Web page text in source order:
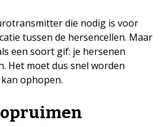
die nodig is voor
tussen de hersencellen. Maar
een soort gif: je hersenen
Het moet dus snel worden
ophopen.